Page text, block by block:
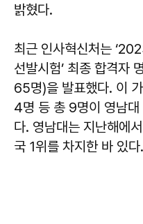
밝혔다.
최근 인사혁신처는
선발시험’ 최종 합격자
65명)을 발표했다. 이
4명 등 총 9명이 영남
다. 영남대는 지난해에
국 1위를 차지한 바 있다.